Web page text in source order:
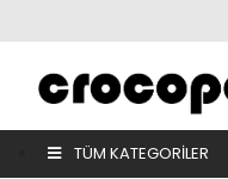
TÜM KATEGORİLER